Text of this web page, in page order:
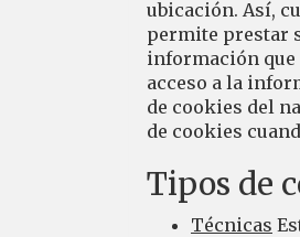
ubicación. Así,
permite prestar
información que
acceso a la
de cookies del
de cookies
Tipos de
Técnicas